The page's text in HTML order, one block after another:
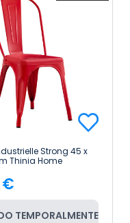
Strong 45 x
Thinia Home
€
TEMPORALMENTE